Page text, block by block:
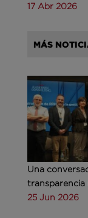
17 Abr 2026
MÁS
Una
transparencia
25 Jun 2026